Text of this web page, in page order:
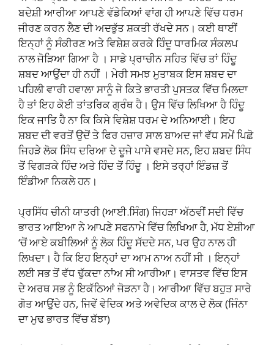
ਬਦੇਸ਼ੀ ਆਰੀਆ ਆਪਣੇ ਵੱਡੇਕਿਆਂ ਵਾਂਗ ਹੀ ਆਪਣੇ ਵਿੱਚ ਧਰਮ
ਜੀਰਣ ਕਰਨ ਲੈਣ ਦੀ ਅਦਭੁੱਤ ਸ਼ਕਤੀ ਰੱਖਦੇ ਸਨ। ਕਈ ਥਾਈਂ
ਇਨ੍ਹਾਂ ਨੂੰ ਸੰਕੀਰਣ ਅਤੇ ਵਿਸ਼ੇਸ਼ ਕਰਕੇ ਹਿੰਦੂ ਧਾਰਮਿਕ ਸੰਕਲਪ
ਨਾਲ ਜੋੜਿਆ ਗਿਆ ਹੈ । ਸਾਡੇ ਪ੍ਰਾਚੀਨ ਸਹਿਤ ਵਿੱਚ ਤਾਂ ਹਿੰਦੂ
ਸ਼ਬਦ ਆਉਂਦਾ ਹੀ ਨਹੀਂ । ਮੇਰੀ ਸਮਝ ਮੁਤਾਬਕ ਇਸ ਸ਼ਬਦ ਦਾ
ਪਹਿਲੀ ਵਾਰੀ ਹਵਾਲਾ ਸਾਨੂੰ ਜੇ ਕਿਤੇ ਭਾਰਤੀ ਪੁਸਤਕ ਵਿੱਚ ਮਿਲਦਾ
ਹੈ ਤਾਂ ਇਹ ਕੋਈ ਤਾਂਤਰਿਕ ਗ੍ਰੰਥ ਹੈ। ਉਸ ਵਿੱਚ ਲਿਖਿਆ ਹੈ ਹਿੰਦੂ
ਇਕ ਜਾਤਿ ਹੈ ਨਾ ਕਿ ਕਿਸੇ ਵਿਸ਼ੇਸ਼ ਧਰਮ ਦੇ ਅਨਿਆਈ। ਇਹ
ਸ਼ਬਦ ਦੀ ਵਰਤੋਂ ਉਦੋਂ ਤੇ ਫਿਰ ਹਜ਼ਾਰ ਸਾਲ ਬਾਅਦ ਜਾਂ ਵੱਧ ਸਮੇਂ ਪਿਛੋ
ਜਿਹੜੇ ਲੋਕ ਸਿੰਧ ਦਰਿਆ ਦੇ ਦੂਜੇ ਪਾਸੇ ਵਸਦੇ ਸਨ, ਇਹ ਸ਼ਬਦ ਸਿੰਧ
ਤੋਂ ਵਿਗੜਕੇ ਹਿੰਦ ਅਤੇ ਹਿੰਦ ਤੋਂ ਹਿੰਦੂ । ਇਸੇ ਤਰ੍ਹਾਂ ਇੰਡਜ਼ ਤੋਂ
ਇੰਡੀਆ ਨਿਕਲੇ ਹਨ।
ਪ੍ਰਸਿੱਧ ਚੀਨੀ ਯਾਤਰੀ (ਆਈ.ਸਿੰਗ) ਜਿਹੜਾ ਅੱਠਵੀਂ ਸਦੀ ਵਿੱਚ
ਭਾਰਤ ਆਇਆ ਨੇ ਆਪਣੇ ਸਫਨਾਮੇ ਵਿੱਚ ਲਿਖਿਆ ਹੈ, ਮੱਧ ਏਸ਼ੀਆ
‘ਚੋਂ ਆਏ ਕਬੀਲਿਆਂ ਨੂੰ ਲੋਕ ਹਿੰਦੂ ਸੱਦਦੇ ਸਨ, ਪਰ ਉਹ ਨਾਲ ਹੀ
ਲਿਖਦਾ। ਹੈ ਕਿ ਇਹ ਇਨ੍ਹਾਂ ਦਾ ਆਮ ਨਾਅ ਨਹੀਂ ਸੀ । ਇਨ੍ਹਾਂ
ਲਈ ਸਭ ਤੋਂ ਵੱਧ ਢੁੱਕਦਾ ਨਾਂਅ ਸੀ ਆਰੀਆ। ਵਾਸਤਵ ਵਿੱਚ ਇਸ
ਦੇ ਅਰਥ ਸਭ ਨੂੰ ਇਕੱਠਿਆਂ ਜੋੜਨਾ ਹੈ। ਆਰੀਆ ਵਿੱਚ ਬਹੁਤ ਸਾਰੇ
ਗੋਤ ਆਉਂਦੇ ਹਨ, ਜਿਵੇਂ ਵੇਦਿਕ ਅਤੇ ਅਵੇਦਿਕ ਕਾਲ ਦੇ ਲੋਕ (ਜਿੰਨਾ
ਦਾ ਮੁਢ ਭਾਰਤ ਵਿੱਚ ਬੱਝਾ)